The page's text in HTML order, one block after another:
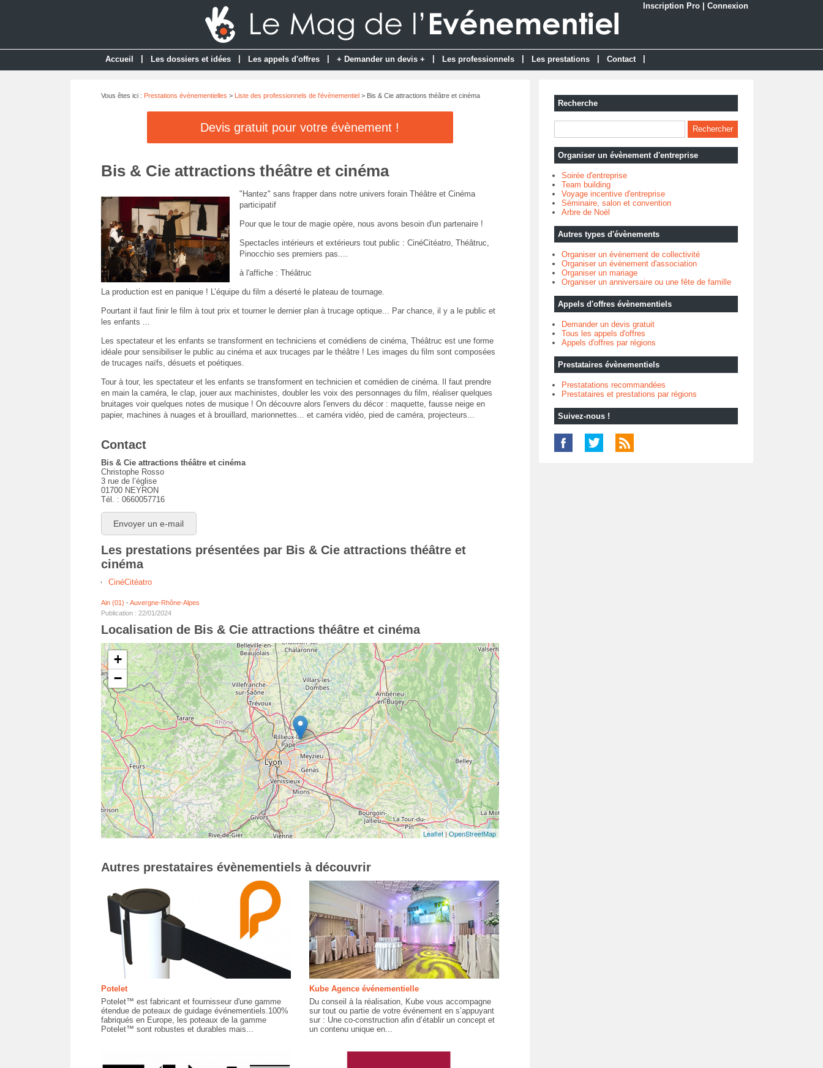
Inscription Pro Connexion
Accueil Les dossiers et idées Les appels d'offres + Demander un devis + Les professionnels Les prestations Contact
Vous êtes ici : Prestations évènementielles > Liste des professionnels de l'évènementiel> Bis & Cie attractions théâtre et cinéma
Devis gratuit pour votre évènement !
Bis & Cie attractions théâtre et cinéma
"Hantez" sans frapper dans notre univers forain Théâtre et Cinéma
participatif
Pour que le tour de magie opère, nous avons besoin d'un partenaire !
Spectacles intérieurs et extérieurs tout public : CinéCitéatro, Théâtruc,
Pinocchio ses premiers pas....
à l'affiche : Théâtruc
La production est en panique ! L’équipe du film a déserté le plateau de tournage.
Pourtant il faut finir le film à tout prix et tourner le dernier plan à trucage optique... Par chance, il y a le public et
les enfants ...
Les spectateur et les enfants se transforment en techniciens et comédiens de cinéma, Théâtruc est une forme
idéale pour sensibiliser le public au cinéma et aux trucages par le théâtre ! Les images du film sont composées
de trucages naïfs, désuets et poétiques.
Tour à tour, les spectateur et les enfants se transforment en technicien et comédien de cinéma. Il faut prendre
en main la caméra, le clap, jouer aux machinistes, doubler les voix des personnages du film, réaliser quelques
bruitages voir quelques notes de musique ! On découvre alors l'envers du décor : maquette, fausse neige en
papier, machines à nuages et à brouillard, marionnettes... et caméra vidéo, pied de caméra, projecteurs...
Contact
Bis & Cie attractions théâtre et cinéma
Christophe Rosso
3 rue de l’église
01700 NEYRON
Tél. : 0660057716
Envoyer un e-mail
Les prestations présentées par Bis & Cie attractions théâtre et
cinéma
CinéCitéatro
Ain (01) -Auvergne-Rhône-Alpes
Publication : 22/01/2024
Localisation de Bis & Cie attractions théâtre et cinéma
+
−
Leaflet|OpenStreetMap
Autres prestataires évènementiels à découvrir
Potelet
Potelet™ est fabricant et fournisseur d'une gamme
étendue de poteaux de guidage événementiels.100%
fabriqués en Europe, les poteaux de la gamme
Potelet™ sont robustes et durables mais...
Kube Agence événementielle
Du conseil à la réalisation, Kube vous accompagne
sur tout ou partie de votre événement en s’appuyant
sur : Une co-construction afin d’établir un concept et
un contenu unique en...
Recherche
Organiser un évènement d'entreprise
Soirée d'entreprise
Team building
Voyage incentive d'entreprise
Séminaire, salon et convention
Arbre de Noël
Autres types d'évènements
Organiser un évènement de collectivité
Organiser un évènement d'association
Organiser un mariage
Organiser un anniversaire ou une fête de famille
Appels d'offres évènementiels
Demander un devis gratuit
Tous les appels d'offres
Appels d'offres par régions
Prestataires évènementiels
Prestatations recommandées
Prestataires et prestations par régions
Suivez-nous !